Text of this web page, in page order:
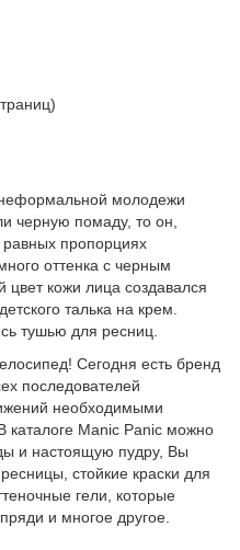
молодежи
черную помаду, то он,
пропорциях
оттенка с черным
кожи лица создавался
талька на крем.
тушью для ресниц.
Сегодня есть бренд
последователей
необходимыми
каталоге Manic Panic можно
и настоящую пудру, Вы
стойкие краски для
гели, которые
и многое другое.